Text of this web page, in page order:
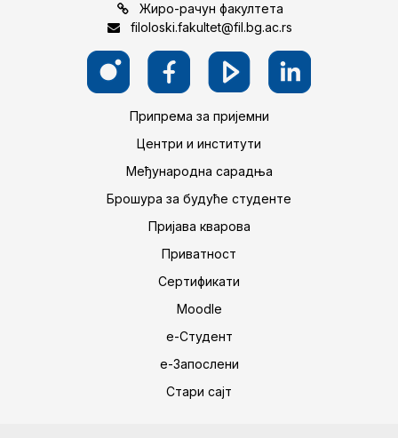
Жиро-рачун факултета
filoloski.fakultet@fil.bg.ac.rs
Припрема за пријемни
Центри и институти
Међународна сарадња
Брошура за будуће студенте
Пријава кварова
Приватност
Сертификати
Moodle
е-Студент
е-Запослени
Стари сајт